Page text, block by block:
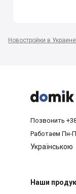
Новостройки в Украине



Позвонить
Работаем Пн-
Українською
Наши